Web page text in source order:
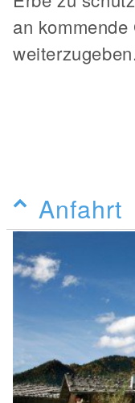
an
Anfahrt